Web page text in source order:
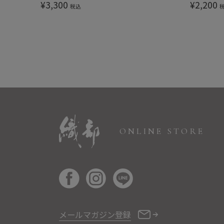
¥3,300 税込 ¥2,200
ONLINE STORE
メールマガジン登録